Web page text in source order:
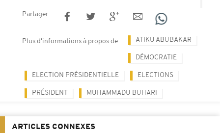
Partager
Plus d'informations à propos de ATIKU ABUBAKAR
DÉMOCRATIE
ELECTION PRÉSIDENTIELLE ELECTIONS
PRÉSIDENT MUHAMMADU BUHARI
ARTICLES CONNEXES